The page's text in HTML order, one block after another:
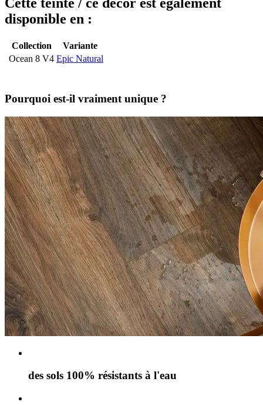
Cette teinte / ce décor est également
disponible en :
Collection
Variante
Ocean 8 V4 Epic Natural
Pourquoi est-il vraiment unique ?
des sols 100% résistants à l'eau